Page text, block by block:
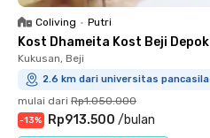
Coliving • Putri
Kost Dhameita Kost Beji Depok
Kukusan, Beji
2.6 km dari universitas pancasila
mulai dari Rp1.050.000
-13% Rp913.500 /bulan